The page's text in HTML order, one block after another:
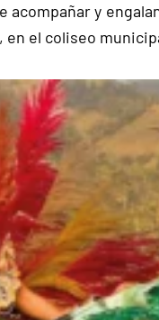
acompañar y
el coliseo